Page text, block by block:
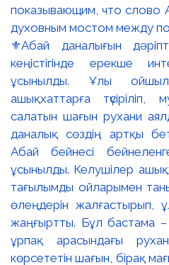
⚜️Абай даналығын
кеңістігінде ерекше
ұсынылды. Ұлы
ашықхаттарға түсіріліп,
салатын шағын рухани
даналық сөздің артқы
Абай бейнесі
ұсынылды. Келушілер
тағылымды ойларымен
өлеңдерін жалғастырып,
жаңғыртты. Бұл бастама –
ұрпақ арасындағы
көрсететін шағын, бірақ